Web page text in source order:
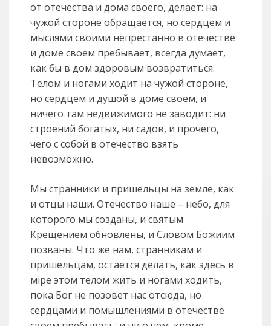
от отечества и дома своего, делает: на
чужой стороне обращается, но сердцем и
мыслями своими непрестанно в отечестве
и доме своем пребывает, всегда думает,
как бы в дом здоровым возвратиться.
Телом и ногами ходит на чужой стороне,
но сердцем и душой в доме своем, и
ничего там недвижимого не заводит: ни
строений богатых, ни садов, и прочего,
чего с собой в отечество взять
невозможно.
Мы странники и пришельцы на земле, как
и отцы наши. Отечество наше – небо, для
которого мы созданы, и святым
Крещением обновлены, и Словом Божиим
позваны. Что же нам, странникам и
пришельцам, остается делать, как здесь в
мiре этом телом жить и ногами ходить,
пока Бог не позовет нас отсюда, но
сердцами и помышлениями в отечестве